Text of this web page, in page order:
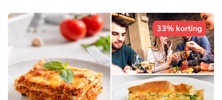
33% korting